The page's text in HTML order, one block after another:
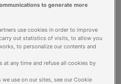
to generate more
use cookies in order to improve
out statistics of visits, to allow you
to personalize our contents and
at any time and refuse all cookies by
use on our sites, see our Cookie